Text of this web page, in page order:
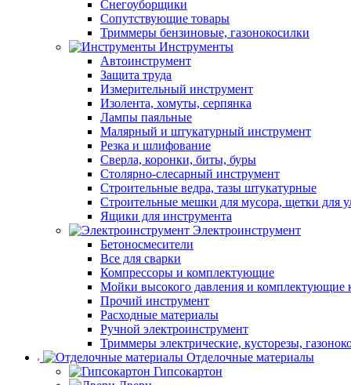
Снегоуборщики
Сопутствующие товары
Триммеры бензиновые, газонокосилки
Инструменты
Автоинструмент
Защита труда
Измерительный инструмент
Изолента, хомуты, серпянка
Лампы паяльные
Малярный и штукатурный инструмент
Резка и шлифование
Сверла, коронки, биты, буры
Столярно-слесарный инструмент
Строительные ведра, тазы штукатурные
Строительные мешки для мусора, щетки для
Ящики для инструмента
Электроинструмент
Бетоносмесители
Все для сварки
Компрессоры и комплектующие
Мойки высокого давления и комплектующие
Прочий инструмент
Расходные материалы
Ручной электроинструмент
Триммеры электрические, кусторезы,
Отделочные материалы
Гипсокартон